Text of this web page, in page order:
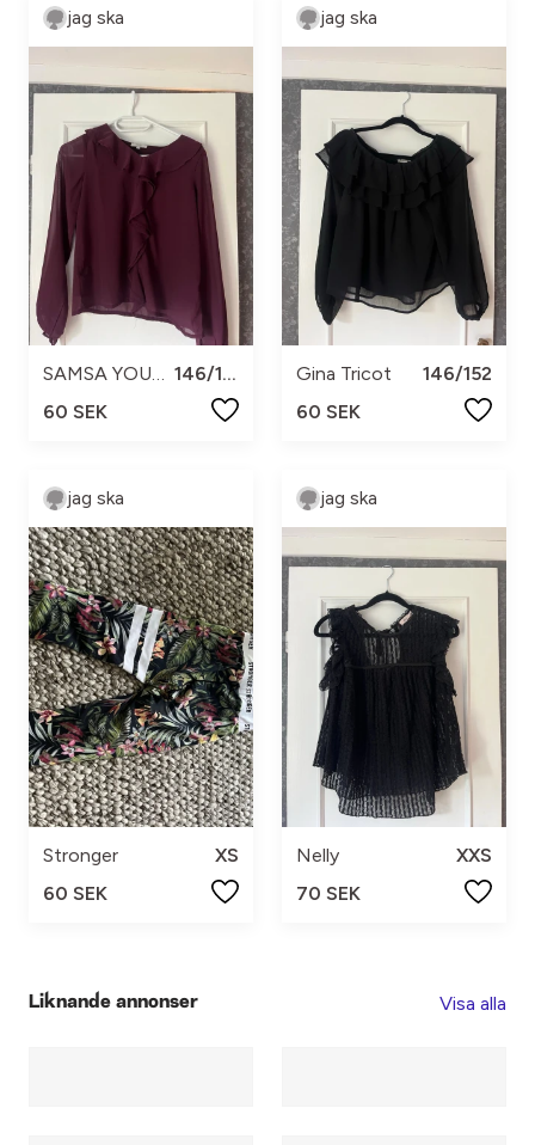
jag ska
SAMSA YOUNG
146/152
60 SEK
jag ska
Gina Tricot
146/152
60 SEK
jag ska
Stronger
XS
60 SEK
jag ska
Nelly
XXS
70 SEK
Liknande annonser Visa alla